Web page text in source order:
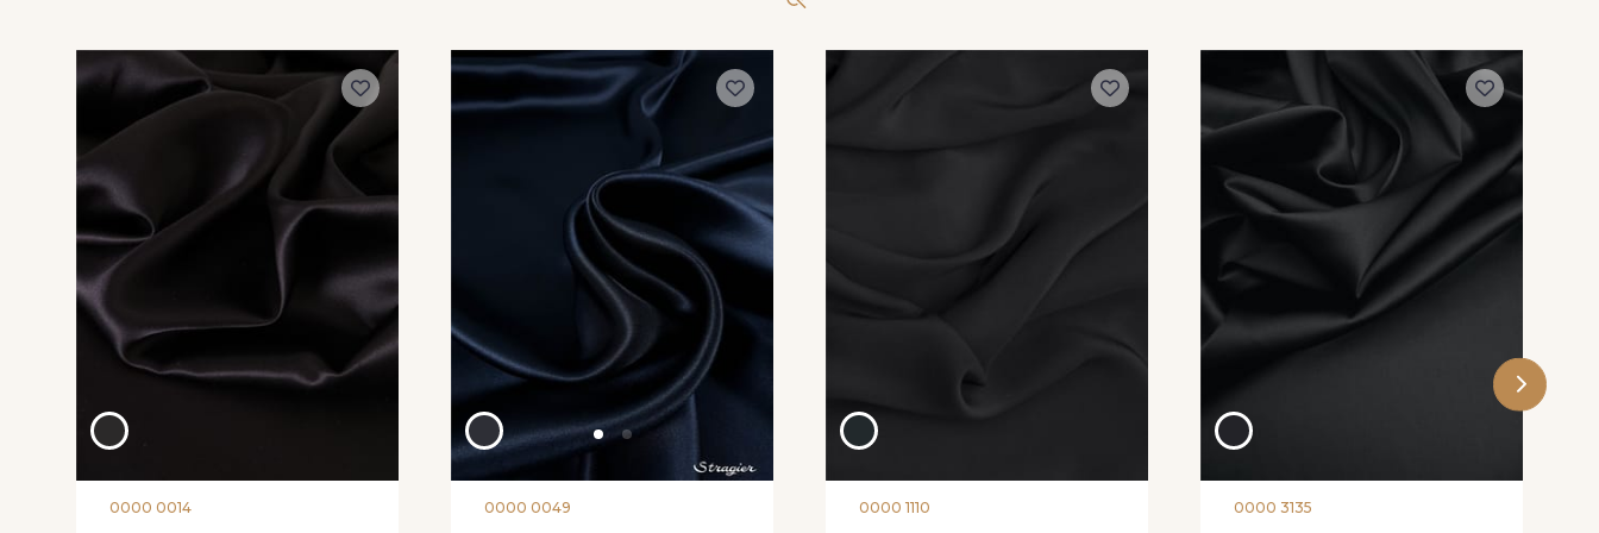
0000 0014 0000 0049 0000 1110 0000 3135